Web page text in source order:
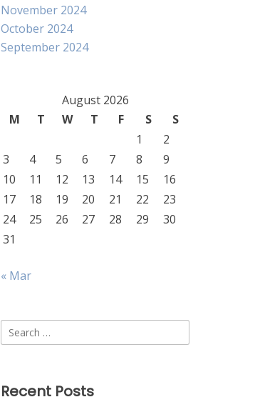
November 2024
October 2024
September 2024
August 2026
M
T W T F S
S
1
2
3
4 5 6 7 8
9
10
11 12 13 14 15
16
17
18 19 20 21 22
23
24
25 26 27 28 29
30
31
« Mar
Search
for:
Recent Posts